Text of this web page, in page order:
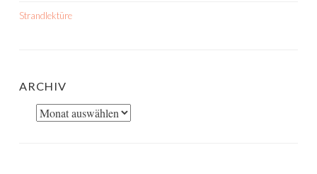
Strandlektüre
ARCHIV
Archiv